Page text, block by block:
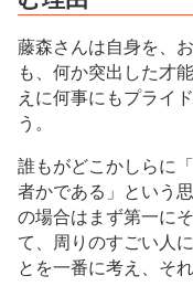
藤森さんは自身を、
も、何か突出した才
えに何事にもプライ
う。
誰もがどこかしらに
者かである」という
の場合はまず第一に
て、周りのすごい人
とを一番に考え、そ